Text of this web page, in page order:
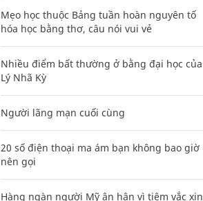
Mẹo học thuộc Bảng tuần hoàn nguyên tố
hóa học bằng thơ, câu nói vui vẻ
Nhiều điểm bất thường ở bằng đại học của
Lý Nhã Kỳ
Người lãng mạn cuối cùng
20 số điện thoại ma ám bạn không bao giờ
nên gọi
Hàng ngàn người Mỹ ân hận vì tiêm vắc xin